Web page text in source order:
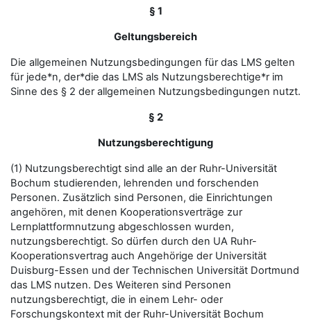
§ 1
Geltungsbereich
Die allgemeinen Nutzungsbedingungen für das LMS gelten
für jede*n, der*die das LMS als Nutzungsberechtige*r im
Sinne des § 2 der allgemeinen Nutzungsbedingungen nutzt.
§ 2
Nutzungsberechtigung
(1) Nutzungsberechtigt sind alle an der Ruhr-Universität
Bochum studierenden, lehrenden und forschenden
Personen. Zusätzlich sind Personen, die Einrichtungen
angehören, mit denen Kooperationsverträge zur
Lernplattformnutzung abgeschlossen wurden,
nutzungsberechtigt. So dürfen durch den UA Ruhr-
Kooperationsvertrag auch Angehörige der Universität
Duisburg-Essen und der Technischen Universität Dortmund
das LMS nutzen. Des Weiteren sind Personen
nutzungsberechtigt, die in einem Lehr- oder
Forschungskontext mit der Ruhr-Universität Bochum